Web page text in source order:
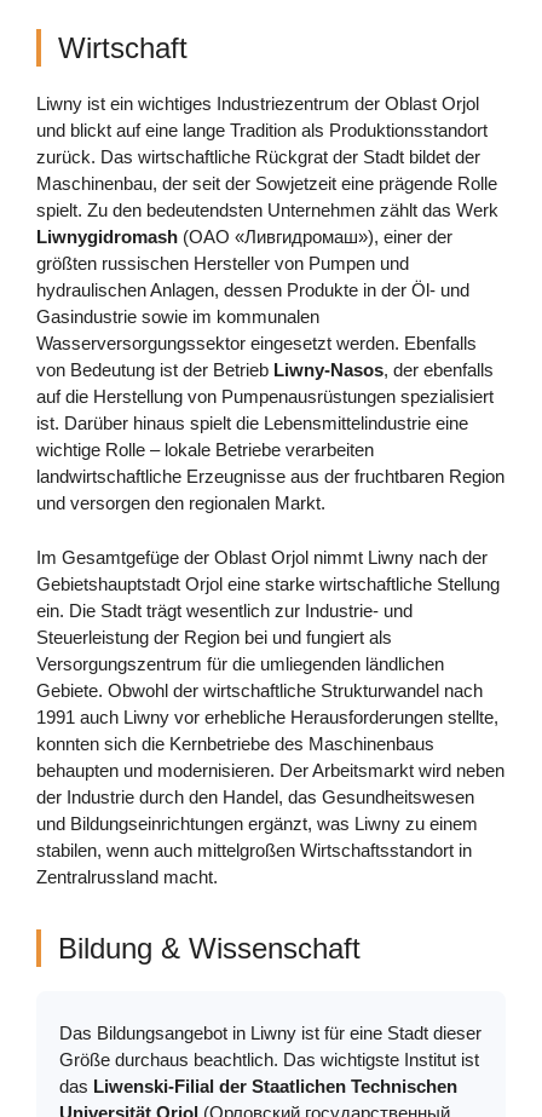
Wirtschaft
Liwny ist ein wichtiges Industriezentrum der Oblast Orjol
und blickt auf eine lange Tradition als Produktionsstandort
zurück. Das wirtschaftliche Rückgrat der Stadt bildet der
Maschinenbau, der seit der Sowjetzeit eine prägende Rolle
spielt. Zu den bedeutendsten Unternehmen zählt das Werk
Liwnygidromash (ОАО «Ливгидромаш»), einer der
größten russischen Hersteller von Pumpen und
hydraulischen Anlagen, dessen Produkte in der Öl- und
Gasindustrie sowie im kommunalen
Wasserversorgungssektor eingesetzt werden. Ebenfalls
von Bedeutung ist der Betrieb Liwny-Nasos, der ebenfalls
auf die Herstellung von Pumpenausrüstungen spezialisiert
ist. Darüber hinaus spielt die Lebensmittelindustrie eine
wichtige Rolle – lokale Betriebe verarbeiten
landwirtschaftliche Erzeugnisse aus der fruchtbaren Region
und versorgen den regionalen Markt.
Im Gesamtgefüge der Oblast Orjol nimmt Liwny nach der
Gebietshauptstadt Orjol eine starke wirtschaftliche Stellung
ein. Die Stadt trägt wesentlich zur Industrie- und
Steuerleistung der Region bei und fungiert als
Versorgungszentrum für die umliegenden ländlichen
Gebiete. Obwohl der wirtschaftliche Strukturwandel nach
1991 auch Liwny vor erhebliche Herausforderungen stellte,
konnten sich die Kernbetriebe des Maschinenbaus
behaupten und modernisieren. Der Arbeitsmarkt wird neben
der Industrie durch den Handel, das Gesundheitswesen
und Bildungseinrichtungen ergänzt, was Liwny zu einem
stabilen, wenn auch mittelgroßen Wirtschaftsstandort in
Zentralrussland macht.
Bildung & Wissenschaft
Das Bildungsangebot in Liwny ist für eine Stadt dieser
Größe durchaus beachtlich. Das wichtigste Institut ist
das Liwenski-Filial der Staatlichen Technischen
Universität Orjol (Орловский государственный